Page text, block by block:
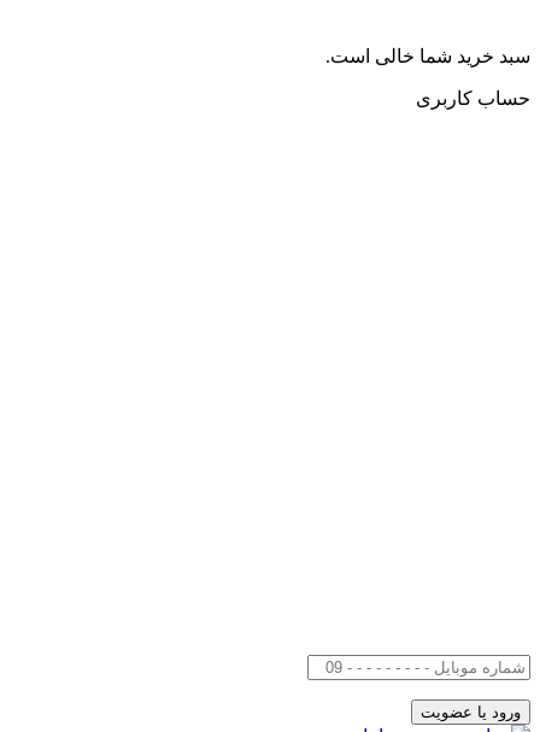
سبد خرید شما خالی است.
حساب کاربری